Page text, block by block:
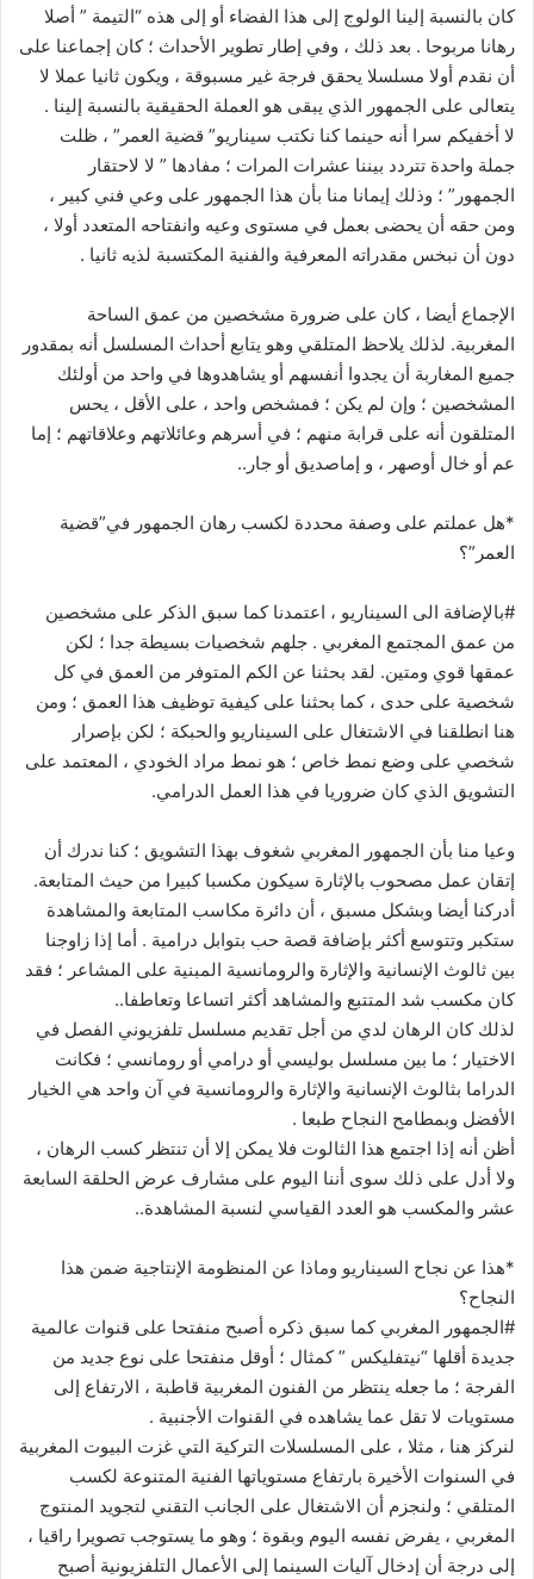
كان بالنسبة إلينا الولوج إلى هذا الفضاء أو إلى هذه “التيمة ” أصلا
رهانا مربوحا . بعد ذلك ، وفي إطار تطوير الأحداث ؛ كان إجماعنا على
أن نقدم أولا مسلسلا يحقق فرجة غير مسبوقة ، ويكون ثانيا عملا لا
يتعالى على الجمهور الذي يبقى هو العملة الحقيقية بالنسبة إلينا .
لا أخفيكم سرا أنه حينما كنا نكتب سيناريو” قضية العمر” ، ظلت
جملة واحدة تتردد بيننا عشرات المرات ؛ مفادها ” لا لاحتقار
الجمهور” ؛ وذلك إيمانا منا بأن هذا الجمهور على وعي فني كبير ،
ومن حقه أن يحضى بعمل في مستوى وعيه وانفتاحه المتعدد أولا ،
دون أن نبخس مقدراته المعرفية والفنية المكتسبة لذيه ثانيا .
الإجماع أيضا ، كان على ضرورة مشخصين من عمق الساحة
المغربية. لذلك يلاحظ المتلقي وهو يتابع أحداث المسلسل أنه بمقدور
جميع المغاربة أن يجدوا أنفسهم أو يشاهدوها في واحد من أولئك
المشخصين ؛ وإن لم يكن ؛ فمشخص واحد ، على الأقل ، يحس
المتلقون أنه على قرابة منهم ؛ في أسرهم وعائلاتهم وعلاقاتهم ؛ إما
عم أو خال أوصهر ، و إماصديق أو جار..
*هل عملتم على وصفة محددة لكسب رهان الجمهور في”قضية
العمر”؟
#بالإضافة الى السيناريو ، اعتمدنا كما سبق الذكر على مشخصين
من عمق المجتمع المغربي . جلهم شخصيات بسيطة جدا ؛ لكن
عمقها قوي ومتين. لقد بحثنا عن الكم المتوفر من العمق في كل
شخصية على حدى ، كما بحثنا على كيفية توظيف هذا العمق ؛ ومن
هنا انطلقنا في الاشتغال على السيناريو والحبكة ؛ لكن بإصرار
شخصي على وضع نمط خاص ؛ هو نمط مراد الخودي ، المعتمد على
التشويق الذي كان ضروريا في هذا العمل الدرامي.
وعيا منا بأن الجمهور المغربي شغوف بهذا التشويق ؛ كنا ندرك أن
إتقان عمل مصحوب بالإثارة سيكون مكسبا كبيرا من حيث المتابعة.
أدركنا أيضا وبشكل مسبق ، أن دائرة مكاسب المتابعة والمشاهدة
ستكبر وتتوسع أكثر بإضافة قصة حب بتوابل درامية . أما إذا زاوجنا
بين ثالوث الإنسانية والإثارة والرومانسية المبنية على المشاعر ؛ فقد
كان مكسب شد المتتبع والمشاهد أكثر اتساعا وتعاطفا..
لذلك كان الرهان لدي من أجل تقديم مسلسل تلفزيوني الفصل في
الاختيار ؛ ما بين مسلسل بوليسي أو درامي أو رومانسي ؛ فكانت
الدراما بثالوث الإنسانية والإثارة والرومانسية في آن واحد هي الخيار
الأفضل وبمطامح النجاح طبعا .
أظن أنه إذا اجتمع هذا الثالوت فلا يمكن إلا أن تنتظر كسب الرهان ،
ولا أدل على ذلك سوى أننا اليوم على مشارف عرض الحلقة السابعة
عشر والمكسب هو العدد القياسي لنسبة المشاهدة..
*هذا عن نجاح السيناريو وماذا عن المنظومة الإنتاجية ضمن هذا
النجاح؟
#الجمهور المغربي كما سبق ذكره أصبح منفتحا على قنوات عالمية
جديدة أقلها “نيتفليكس ” كمثال ؛ أوقل منفتحا على نوع جديد من
الفرجة ؛ ما جعله ينتظر من الفنون المغربية قاطبة ، الارتفاع إلى
مستويات لا تقل عما يشاهده في القنوات الأجنبية .
لنركز هنا ، مثلا ، على المسلسلات التركية التي غزت البيوت المغربية
في السنوات الأخيرة بارتفاع مستوياتها الفنية المتنوعة لكسب
المتلقي ؛ ولنجزم أن الاشتغال على الجانب التقني لتجويد المنتوج
المغربي ، يفرض نفسه اليوم وبقوة ؛ وهو ما يستوجب تصويرا راقيا ،
إلى درجة أن إدخال آليات السينما إلى الأعمال التلفزيونية أصبح